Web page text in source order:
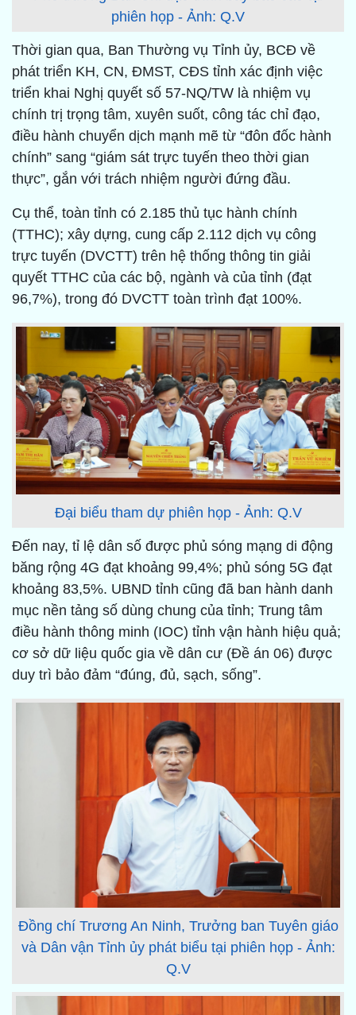
phiên họp - Ảnh: Q.V
Thời gian qua, Ban Thường vụ Tỉnh ủy, BCĐ về
phát triển KH, CN, ĐMST, CĐS tỉnh xác định việc
triển khai Nghị quyết số 57-NQ/TW là nhiệm vụ
chính trị trọng tâm, xuyên suốt, công tác chỉ đạo,
điều hành chuyển dịch mạnh mẽ từ “đôn đốc hành
chính” sang “giám sát trực tuyến theo thời gian
thực”, gắn với trách nhiệm người đứng đầu.
Cụ thể, toàn tỉnh có 2.185 thủ tục hành chính
(TTHC); xây dựng, cung cấp 2.112 dịch vụ công
trực tuyến (DVCTT) trên hệ thống thông tin giải
quyết TTHC của các bộ, ngành và của tỉnh (đạt
96,7%), trong đó DVCTT toàn trình đạt 100%.
Đại biểu tham dự phiên họp - Ảnh: Q.V
Đến nay, tỉ lệ dân số được phủ sóng mạng di động
băng rộng 4G đạt khoảng 99,4%; phủ sóng 5G đạt
khoảng 83,5%. UBND tỉnh cũng đã ban hành danh
mục nền tảng số dùng chung của tỉnh; Trung tâm
điều hành thông minh (IOC) tỉnh vận hành hiệu quả;
cơ sở dữ liệu quốc gia về dân cư (Đề án 06) được
duy trì bảo đảm “đúng, đủ, sạch, sống”.
Đồng chí Trương An Ninh, Trưởng ban Tuyên giáo
và Dân vận Tỉnh ủy phát biểu tại phiên họp - Ảnh:
Q.V